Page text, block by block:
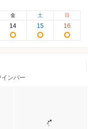
金
14
土
15
日
16
ンバー